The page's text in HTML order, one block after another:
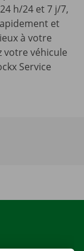
h/24 et 7 j/7,
et
à votre
votre véhicule
Service